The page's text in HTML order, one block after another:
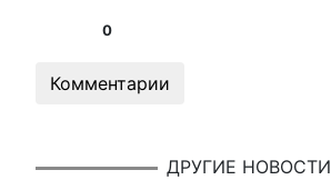
0
Комментарии
ДРУГИЕ НОВОСТИ